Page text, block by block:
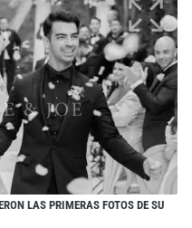
LAS PRIMERAS FOTOS DE SU